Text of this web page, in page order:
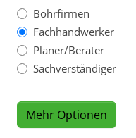
Bohrfirmen
Fachhandwerker
Planer/Berater
Sachverständiger
Mehr Optionen